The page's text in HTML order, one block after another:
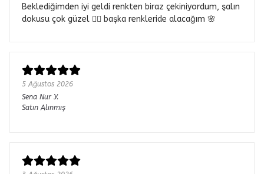
Beklediğimden iyi geldi renkten biraz çekiniyordum, şalın
dokusu çok güzel 👌🏼 başka renkleride alacağım 🌸
5 Ağustos 2026
Sena Nur Y.
Satın Alınmış